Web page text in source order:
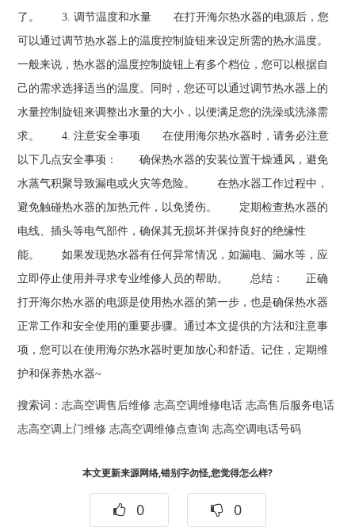
了。 3. 调节温度和水量 在打开海尔热水器的电源后，您
可以通过调节热水器上的温度控制旋钮来设定所需的热水温度。
一般来说，热水器的温度控制旋钮上有多个档位，您可以根据自
己的需求选择适当的温度。同时，您还可以通过调节热水器上的
水量控制旋钮来调整出水量的大小，以便满足您的洗澡或洗涤需
求。 4. 注意安全事项 在使用海尔热水器时，请务必注意
以下几点安全事项： 确保热水器的安装位置干燥通风，避免
水蒸气积聚导致漏电或火灾等危险。 在热水器工作过程中，
避免触碰热水器的加热元件，以免烫伤。 定期检查热水器的
电线、插头等电气部件，确保其无损坏并保持良好的绝缘性
能。 如果发现热水器有任何异常情况，如漏电、漏水等，应
立即停止使用并寻求专业维修人员的帮助。 总结： 正确
打开海尔热水器的电源是使用热水器的第一步，也是确保热水器
正常工作和安全使用的重要步骤。通过本文提供的方法和注意事
项，您可以在使用海尔热水器时更加放心和舒适。记住，定期维
护和保养热水器~
搜索词：志高空调售后维修 志高空调维修电话 志高售后服务电话
志高空调上门维修 志高空调维修点查询 志高空调电话号码
本文更新来源网络,错别字勿怪,您觉得怎么样?
0 0